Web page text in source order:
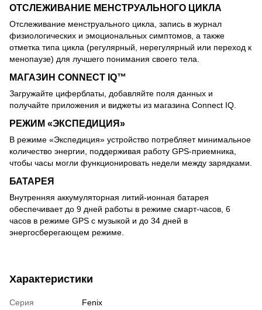
ОТСЛЕЖИВАНИЕ МЕНСТРУАЛЬНОГО ЦИКЛА
Отслеживание менструального цикла, запись в журнал
физиологических и эмоциональных симптомов, а также
отметка типа цикла (регулярный, нерегулярный или переход к
менопаузе) для лучшего понимания своего тела.
МАГАЗИН CONNECT IQ™
Загружайте циферблаты, добавляйте поля данных и
получайте приложения и виджеты из магазина Connect IQ.
РЕЖИМ «ЭКСПЕДИЦИЯ»
В режиме «Экспедиция» устройство потребляет минимальное
количество энергии, поддерживая работу GPS-приемника,
чтобы часы могли функционировать недели между зарядками.
БАТАРЕЯ
Внутренняя аккумуляторная литий-ионная батарея
обеспечивает до 9 дней работы в режиме смарт-часов, 6
часов в режиме GPS с музыкой и до 34 дней в
энергосберегающем режиме.
Характеристики
Серия
Fenix